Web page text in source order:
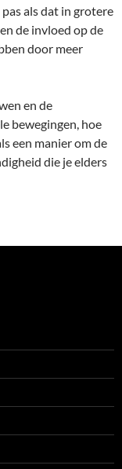
als dat in grotere
de invloed op de
door meer
en de
bewegingen, hoe
een manier om de
die je elders